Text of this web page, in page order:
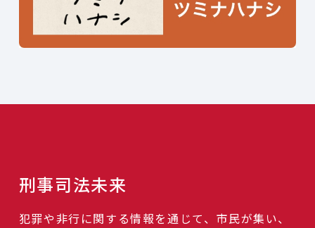
刑事司法未来
犯罪や非行に関する情報を通じて、市民が集い、